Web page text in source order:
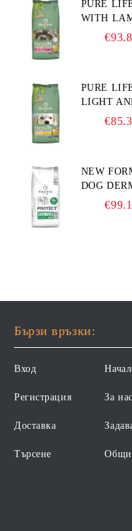
С ТЕГЛО
ПАТИЦА.
ГЛУТЕН.
PURE
WITH
ОТ
ВЪЗРАСТ
PURE
LIGHT
WITH
ИЛИ
ОТ
NEW
DOG
ХРАНИ
Бързи връзки:
Вход
Регистрация
Доставка
Търсене
За нас
Общи